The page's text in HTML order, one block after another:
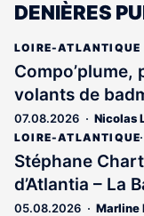
DENIÈRES
LOIRE-ATLANTIQUE
volants de
07.08.2026 Nicolas
LOIRE-ATLANTIQUE
Stéphane
d’Atlantia – La
05.08.2026 Marline